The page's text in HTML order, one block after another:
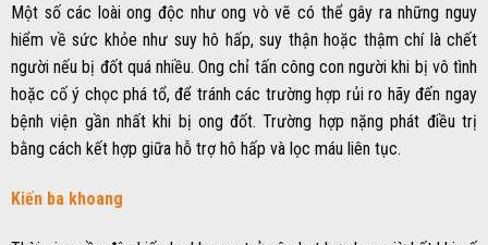
Một số các loài ong độc như ong vò vẽ có thể gây ra những nguy
hiểm về sức khỏe như suy hô hấp, suy thận hoặc thậm chí là chết
người nếu bị đốt quá nhiều. Ong chỉ tấn công con người khi bị vô tình
hoặc cố ý chọc phá tổ, để tránh các trường hợp rủi ro hãy đến ngay
bệnh viện gần nhất khi bị ong đốt. Trường hợp nặng phát điều trị
bằng cách kết hợp giữa hỗ trợ hô hấp và lọc máu liên tục.
Kiến ba khoang